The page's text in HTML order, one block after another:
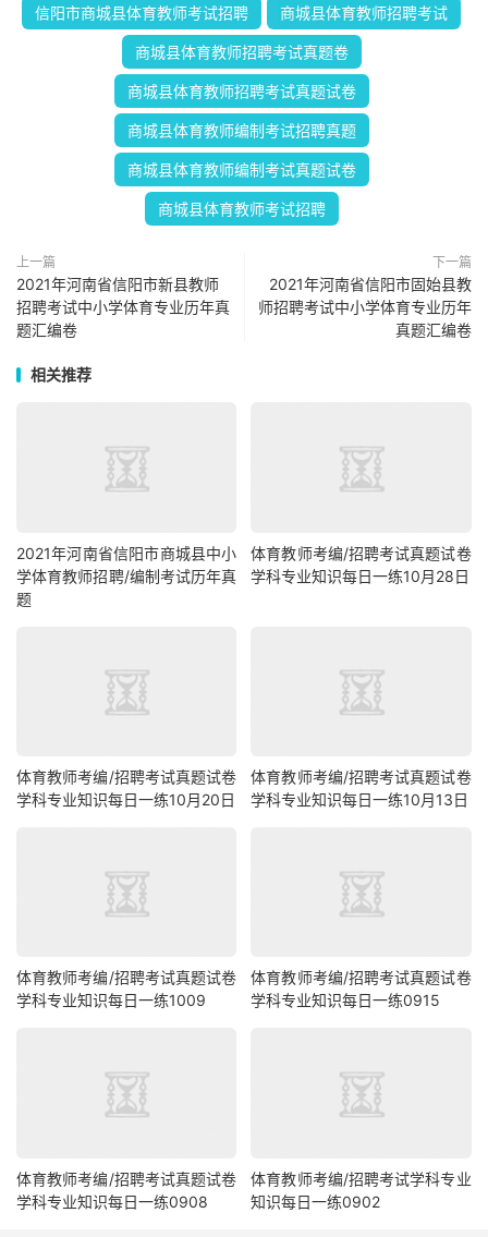
信阳市商城县体育教师考试招聘 商城县体育教师招聘考试
商城县体育教师招聘考试真题卷
商城县体育教师招聘考试真题试卷
商城县体育教师编制考试招聘真题
商城县体育教师编制考试真题试卷
商城县体育教师考试招聘
上一篇
2021年河南省信阳市新县教师
招聘考试中小学体育专业历年真
题汇编卷
下一篇
2021年河南省信阳市固始县教
师招聘考试中小学体育专业历年
真题汇编卷
相关推荐
2021年河南省信阳市商城县中小
学体育教师招聘/编制考试历年真
题
体育教师考编/招聘考试真题试卷
学科专业知识每日一练10月28日
体育教师考编/招聘考试真题试卷
学科专业知识每日一练10月20日
体育教师考编/招聘考试真题试卷
学科专业知识每日一练10月13日
体育教师考编/招聘考试真题试卷
学科专业知识每日一练1009
体育教师考编/招聘考试真题试卷
学科专业知识每日一练0915
体育教师考编/招聘考试真题试卷
学科专业知识每日一练0908
体育教师考编/招聘考试学科专业
知识每日一练0902